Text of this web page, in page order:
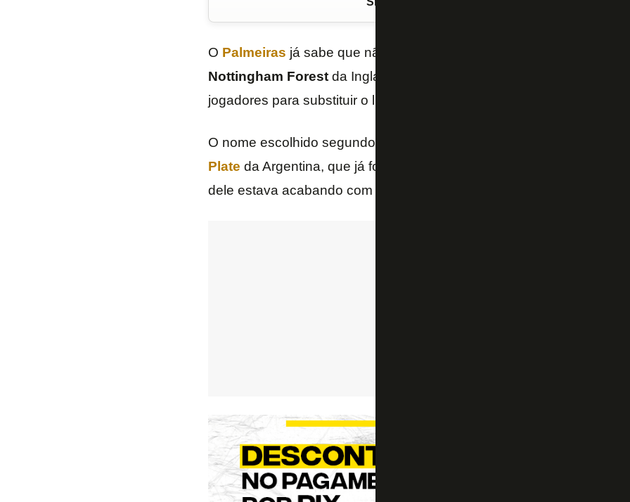
O Palmeiras já sabe que não contará com
Nottingham Forestda Inglaterra para a próxima temporada, então o
jogadores para substituir o líder de assistências do elenco no ano.
O nome escolhido segundo o jornalista Jorge Nicola é
Plate da Argentina, que já foi especulado no Palmeiras em 2020
dele estava acabando com o clube argentino.